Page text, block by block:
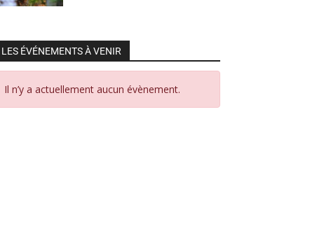
LES ÉVÉNEMENTS À VENIR
Il n’y a actuellement aucun évènement.